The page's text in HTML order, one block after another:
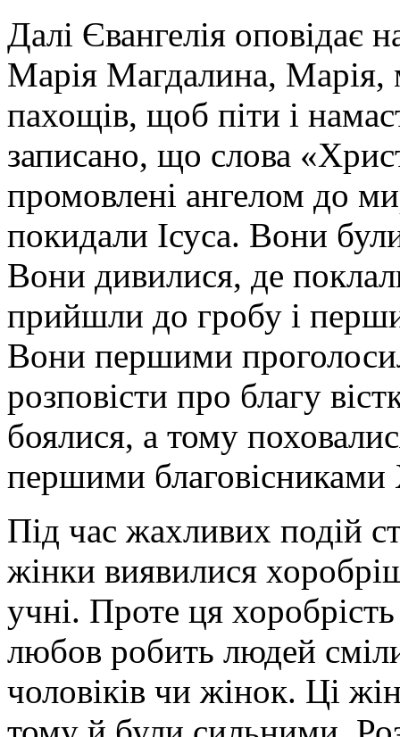
Далі Євангелія оповідає
Марія Магдалина, Марія,
пахощів, щоб піти і
записано, що слова
промовлені ангелом до
покидали Ісуса. Вони
Вони дивилися, де
прийшли до гробу і
Вони першими
розповісти про благу
боялися, а тому
першими благовісниками
Під час жахливих подій
жінки виявилися
учні. Проте ця
любов робить людей
чоловіків чи жінок. Ці